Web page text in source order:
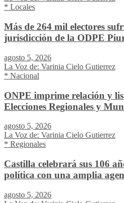
* Locales
Más de 264 mil electores
jurisdicción de la ODPE
agosto 5, 2026
La Voz de: Varinia Cielo Gutierrez
* Nacional
ONPE imprime relación y
Elecciones Regionales y
agosto 5, 2026
La Voz de: Varinia Cielo Gutierrez
* Regionales
Castilla celebrará sus 106
política con una amplia
agosto 5, 2026